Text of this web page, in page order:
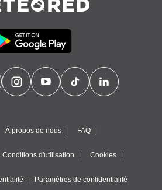
À propos de nous FAQ
Conditions d'utilisation Cookies
Paramètres de confidentialité